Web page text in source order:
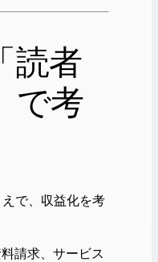
読者
で考
で、収益化を考
請求、サービス